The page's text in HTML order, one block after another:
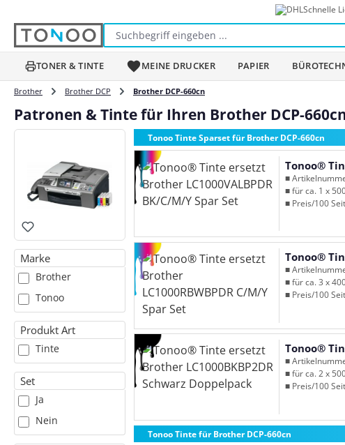
Schnelle
TONER & TINTE MEINE DRUCKER PAPIER
Brother Brother DCP Brother DCP-660cn
Patronen & Tinte für Ihren Brother DCP-
Marke
Brother
Tonoo
Produkt Art
Tinte
Set
Ja
Nein
Tonoo Tinte Sparset für Brother DCP-660cn
Tonoo®
■
■ für ca. 1 x
■ Preis/100
Tonoo®
■
■ für ca. 3 x
■ Preis/100
Tonoo®
■
■ für ca. 2 x
■ Preis/100
Tonoo Tinte für Brother DCP-660cn